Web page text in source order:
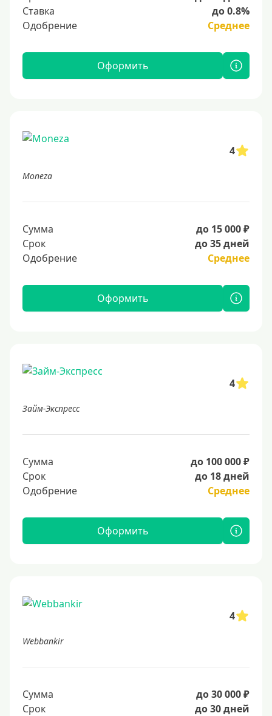
Ставка
до 0.8%
Одобрение
Среднее
Оформить
4
Moneza
Сумма
до 15 000 ₽
Срок
до 35 дней
Одобрение
Среднее
Оформить
4
Займ-Экспресс
Сумма
до 100 000 ₽
Срок
до 18 дней
Одобрение
Среднее
Оформить
4
Webbankir
Сумма
до 30 000 ₽
Срок
до 30 дней